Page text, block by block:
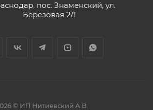
пос. Знаменский, ул.
Березовая 2/1
© ИП Нитиевский А.В.